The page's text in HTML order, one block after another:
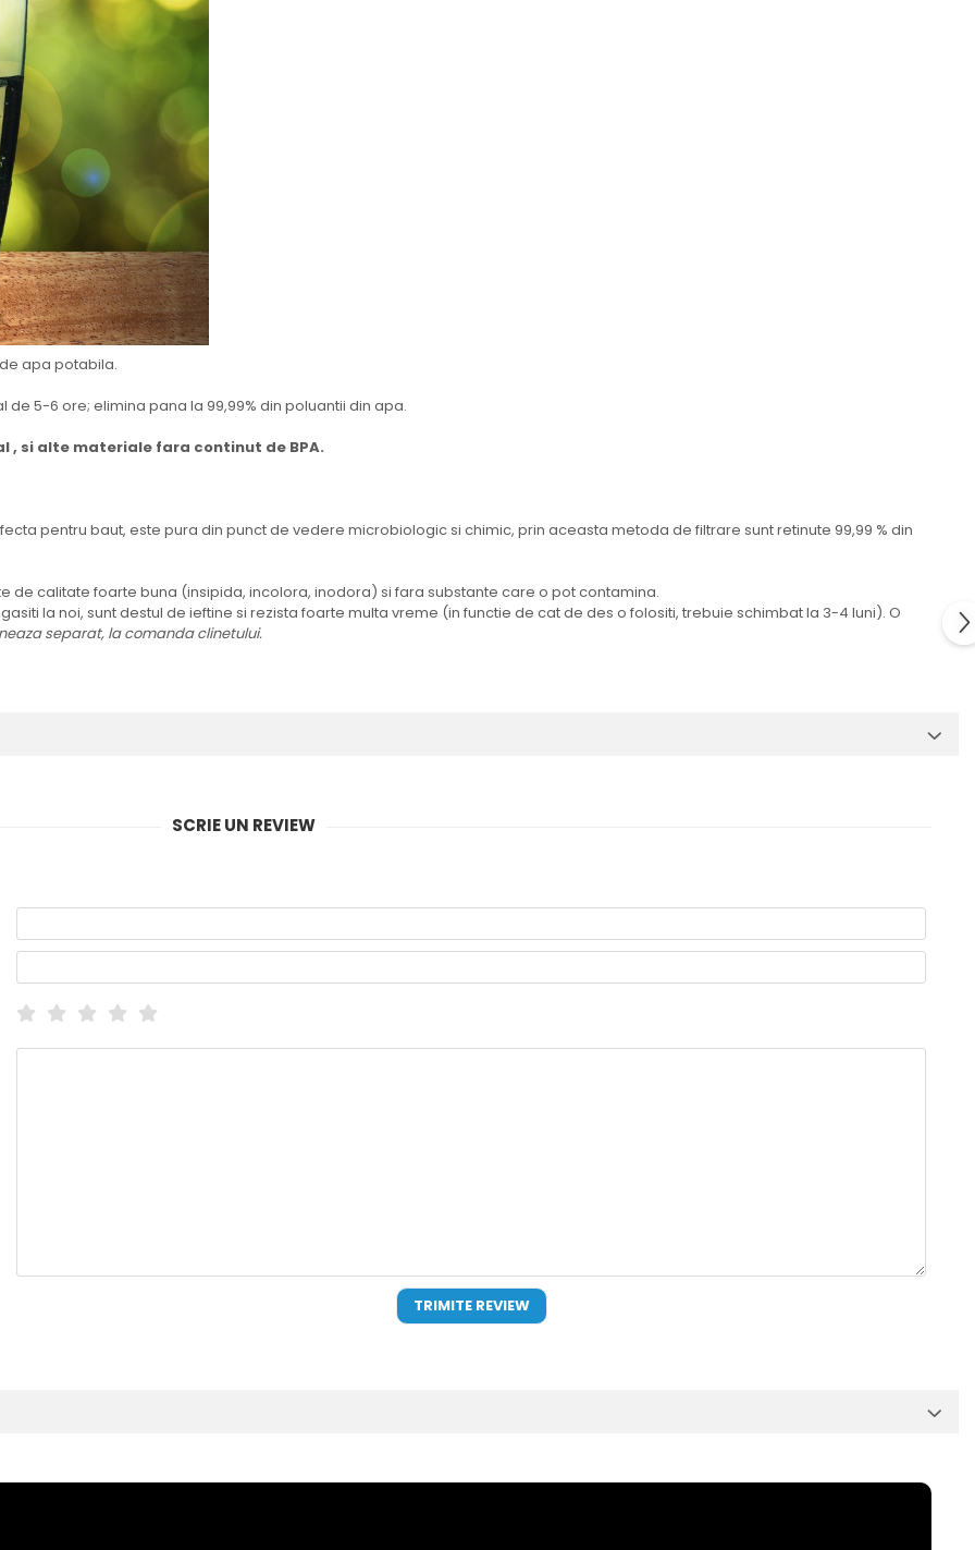
apa potabila.
5-6 ore; elimina pana la 99,99% din poluantii din apa.
si alte materiale fara continut de BPA.
pentru baut, este pura din punct de vedere microbiologic si chimic, prin aceasta metoda de filtrare sunt retinute 99,99 % din
de calitate foarte buna (insipida, incolora, inodora) si fara substante care o pot contamina.
la noi, sunt destul de ieftine si rezista foarte multa vreme (in functie de cat de des o folositi, trebuie schimbat la 3-4 luni). O
separat, la comanda clinetului.
SCRIE UN REVIEW